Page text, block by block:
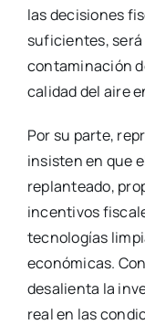
las decisiones
suficientes,
contaminación
calidad del aire
Por su parte,
insisten en que
replanteado,
incentivos
tecnologías
económicas.
desalienta la
real en las